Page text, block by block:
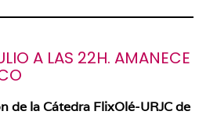
A LAS 22H. AMANECE
de la Cátedra FlixOlé-URJC de